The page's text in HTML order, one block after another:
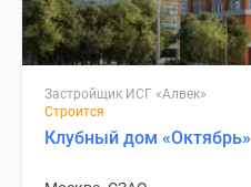
Застройщик ИСГ «Алвек»
Строится
Клубный дом «Октябрь»